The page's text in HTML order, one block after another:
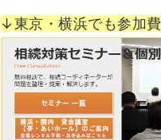
↓東京・横浜でも参加